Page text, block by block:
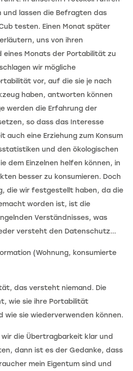
und lassen die Befragten das
testen. Einen Monat später
uns von ihren
eines Monats der Portabilität zu
wir mögliche
vor, auf die sie je nach
haben, antworten können
werden die Erfahrung der
so dass das Interesse
auch eine Erziehung zum Konsum
und den ökologischen
dem Einzelnen helfen können, in
besser zu konsumieren. Doch
die wir festgestellt haben, da die
worden ist, ist die
Verständnisses, was
versteht den Datenschutz...
(Wohnung, konsumierte
das versteht niemand. Die
wie sie ihre Portabilität
wie sie wiederverwenden können.
die Übertragbarkeit klar und
dann ist es der Gedanke, dass
mein Eigentum sind und